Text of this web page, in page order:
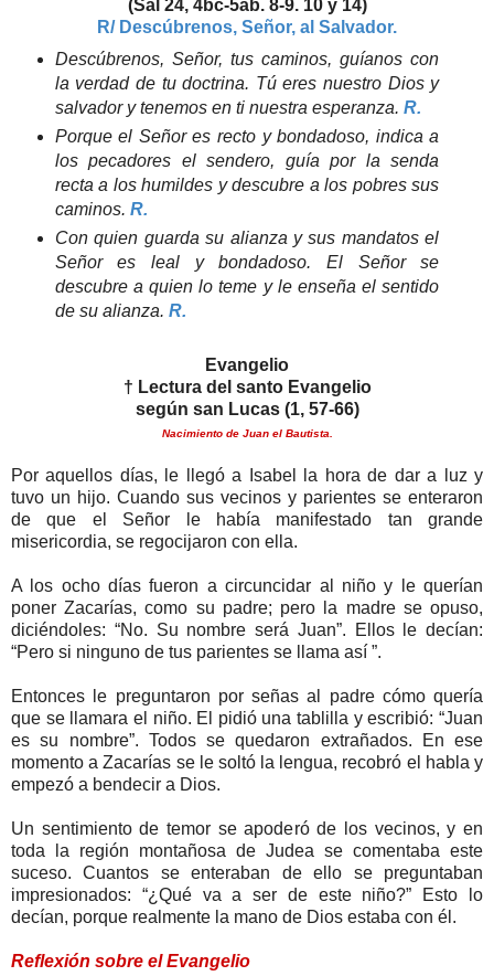
(Sal 24, 4bc-5ab. 8-9. 10 y 14)
R/ Descúbrenos, Señor, al Salvador.
Descúbrenos, Señor, tus caminos, guíanos con
la verdad de tu doctrina. Tú eres nuestro Dios y
salvador y tenemos en ti nuestra esperanza. R.
Porque el Señor es recto y bondadoso, indica a
los pecadores el sendero, guía por la senda
recta a los humildes y descubre a los pobres sus
caminos. R.
Con quien guarda su alianza y sus mandatos el
Señor es leal y bondadoso. El Señor se
descubre a quien lo teme y le enseña el sentido
de su alianza. R.
Evangelio
† Lectura del santo Evangelio
según san Lucas (1, 57-66)
Nacimiento de Juan el Bautista.
Por aquellos días, le llegó a Isabel la hora de dar a luz y
tuvo un hijo. Cuando sus vecinos y parientes se enteraron
de que el Señor le había manifestado tan grande
misericordia, se regocijaron con ella.
A los ocho días fueron a circuncidar al niño y le querían
poner Zacarías, como su padre; pero la madre se opuso,
diciéndoles: “No. Su nombre será Juan”. Ellos le decían:
“Pero si ninguno de tus parientes se llama así ”.
Entonces le preguntaron por señas al padre cómo quería
que se llamara el niño. El pidió una tablilla y escribió: “Juan
es su nombre”. Todos se quedaron extrañados. En ese
momento a Zacarías se le soltó la lengua, recobró el habla y
empezó a bendecir a Dios.
Un sentimiento de temor se apoderó de los vecinos, y en
toda la región montañosa de Judea se comentaba este
suceso. Cuantos se enteraban de ello se preguntaban
impresionados: “¿Qué va a ser de este niño?” Esto lo
decían, porque realmente la mano de Dios estaba con él.
Reflexión sobre el Evangelio